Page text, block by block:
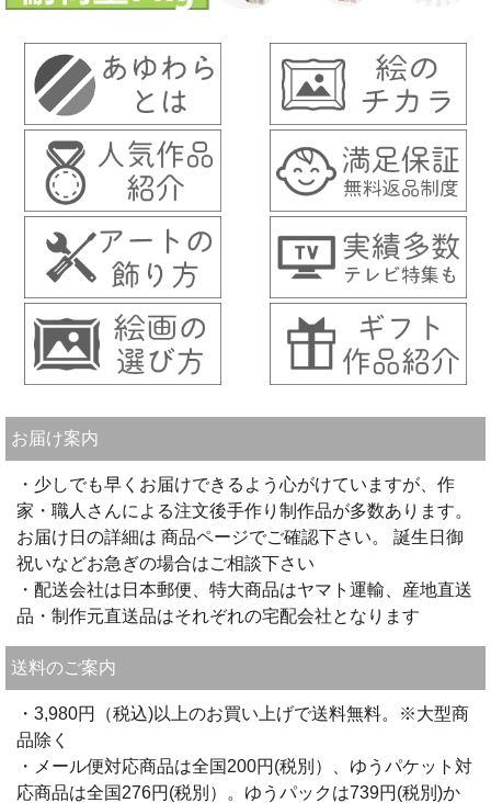
お届け案内
・少しでも早くお届けできるよう心がけていますが、作
家・職人さんによる注文後手作り制作品が多数あります。
お届け日の詳細は 商品ページでご確認下さい。 誕生日御
祝いなどお急ぎの場合はご相談下さい
・配送会社は日本郵便、特大商品はヤマト運輸、産地直送
品・制作元直送品はそれぞれの宅配会社となります
送料のご案内
・3,980円（税込)以上のお買い上げで送料無料。※大型商
品除く
・メール便対応商品は全国200円(税別）、ゆうパケット対
応商品は全国276円(税別）。ゆうパックは739円(税別)か